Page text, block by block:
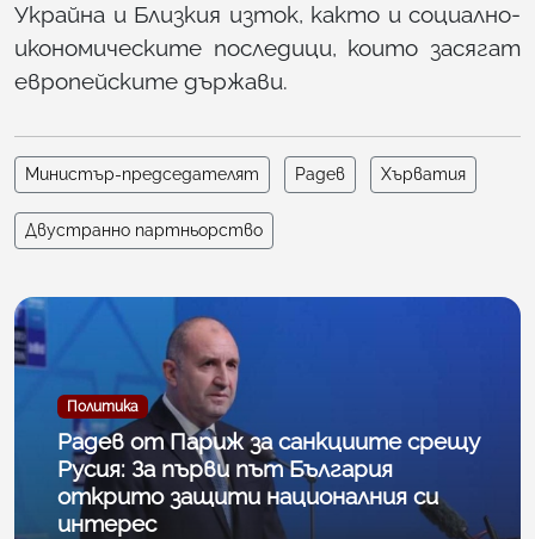
Украйна и Близкия изток, както и социално-
икономическите последици, които засягат
европейските държави.
Министър-председателят Радев Хърватия
Двустранно партньорство
Политика
Радев от Париж за санкциите срещу
Русия: За първи път България
открито защити националния си
интерес